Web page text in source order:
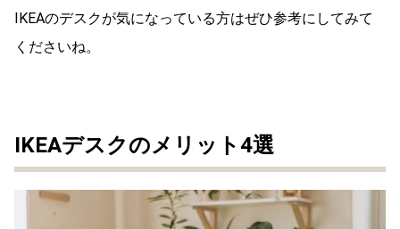
IKEAのデスクが気になっている方はぜひ参考にしてみて
くださいね。
IKEAデスクのメリット4選